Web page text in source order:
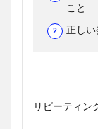
こと
正し
リピーティン